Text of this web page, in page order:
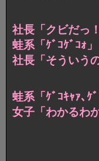
社長「クビだっ
蛙系「ｹﾞｺｹﾞｺｫ」
社長「そういう
蛙系「ｹﾞｺｷｬｧ､ｹ
女子「わかるわ